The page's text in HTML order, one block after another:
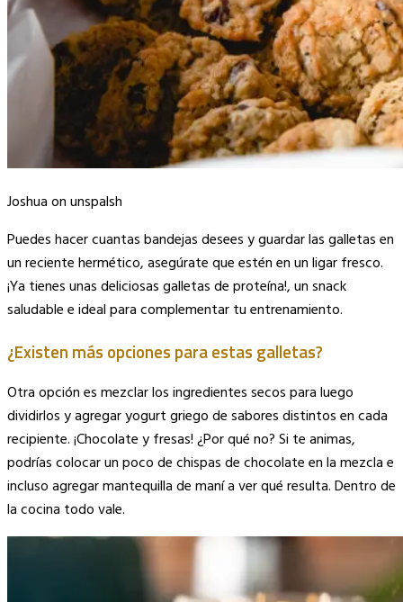
Joshua on unspalsh
Puedes hacer cuantas bandejas desees y guardar las galletas en
un reciente hermético, asegúrate que estén en un ligar fresco.
¡Ya tienes unas deliciosas galletas de proteína!, un snack
saludable e ideal para complementar tu entrenamiento.
¿Existen más opciones para estas galletas?
Otra opción es mezclar los ingredientes secos para luego
dividirlos y agregar yogurt griego de sabores distintos en cada
recipiente. ¡Chocolate y fresas! ¿Por qué no? Si te animas,
podrías colocar un poco de chispas de chocolate en la mezcla e
incluso agregar mantequilla de maní a ver qué resulta. Dentro de
la cocina todo vale.